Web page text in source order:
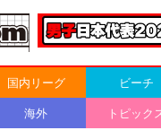
国内リーグ ビーチ
海外 トピック